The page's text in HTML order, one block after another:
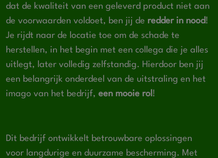
dat de kwaliteit van een geleverd product niet aan
de voorwaarden voldoet, ben jij de redder in nood!
Je rijdt naar de locatie toe om de schade te
herstellen, in het begin met een collega die je alles
uitlegt, later volledig zelfstandig. Hierdoor ben jij
een belangrijk onderdeel van de uitstraling en het
imago van het bedrijf, een mooie rol !
Dit bedrijf ontwikkelt betrouwbare oplossingen
voor langdurige en duurzame bescherming. Met